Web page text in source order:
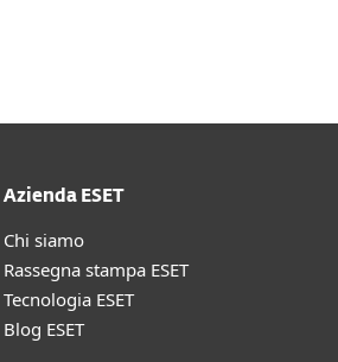
Azienda ESET
Chi siamo
Rassegna stampa ESET
Tecnologia ESET
Blog ESET